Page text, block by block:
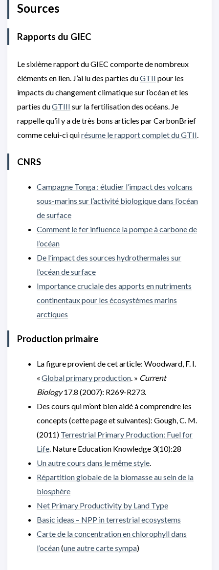
Sources
Rapports du GIEC
Le sixième rapport du GIEC comporte de nombreux
éléments en lien. J’ai lu des parties duGTII pour les
impacts du changement climatique sur l’océan et les
parties duGTIII sur la fertilisation des océans. Je
rappelle qu’il y a de très bons articles par CarbonBrief
comme celui-ci quirésume le rapport complet du GTII.
CNRS
Campagne Tonga : étudier l’impact des volcans
sous-marins sur l’activité biologique dans l’océan
de surface
Comment le fer influence la pompe à carbone de
l’océan
De l’impact des sources hydrothermales sur
l’océan de surface
Importance cruciale des apports en nutriments
continentaux pour les écosystèmes marins
arctiques
Production primaire
La figure provient de cet article: Woodward, F. I.
« Global primary production . » Current
Biology17.8 (2007): R269-R273.
Des cours qui m’ont bien aidé à comprendre les
concepts (cette page et suivantes): Gough, C. M.
(2011) Terrestrial Primary Production: Fuel for
Life . Nature Education Knowledge 3(10):28
Un autre cours dans le même style
Répartition globale de la biomasse au sein de la
biosphère
Net Primary Productivity by Land Type
Basic ideas – NPP in terrestrial ecosystems
Carte de la concentration en chlorophyll dans
l’océan(une autre carte sympa)